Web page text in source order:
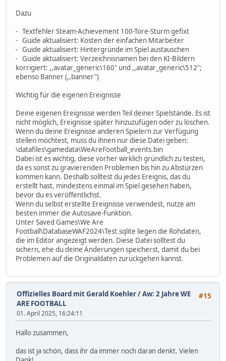
Dazu
- Textfehler Steam-Achievement 100-Tore-Sturm gefixt
- Guide aktualisiert: Kosten der einfachen Mitarbeiter
- Guide aktualisiert: Hintergründe im Spiel austauschen
- Guide aktualisiert: Verzeichnisnamen bei den KI-Bildern
korrigiert: ,,avatar_generic\160" und ,,avatar_generic\512";
ebenso Banner (,,banner")
Wichtig für die eigenen Ereignisse
Deine eigenen Ereignisse werden Teil deiner Spielstände. Es ist
nicht möglich, Ereignisse später hinzuzufügen oder zu löschen.
Wenn du deine Ereignisse anderen Spielern zur Verfügung
stellen möchtest, muss du ihnen nur diese Datei geben:
\datafiles\gamedata\WeAreFootball_events.bin
Dabei ist es wichtig, diese vorher wirklich gründlich zu testen,
da es sonst zu gravierenden Problemen bis hin zu Abstürzen
kommen kann. Deshalb solltest du jedes Ereignis, das du
erstellt hast, mindestens einmal im Spiel gesehen haben,
bevor du es veröffentlichst.
Wenn du selbst erstellte Ereignisse verwendest, nutze am
besten immer die Autosave-Funktion.
Unter Saved Games\We Are
Football\DatabaseWAF2024\Test.sqlite liegen die Rohdaten,
die im Editor angezeigt werden. Diese Datei solltest du
sichern, ehe du deine Änderungen speicherst, damit du bei
Problemen auf die Originaldaten zurückgehen kannst.
#15
Offizielles Board mit Gerald Koehler/Aw: 2 Jahre WE
ARE FOOTBALL
01. April 2025, 16:24:11
Hallo zusammen,
das ist ja schön, dass ihr da immer noch daran denkt. Vielen